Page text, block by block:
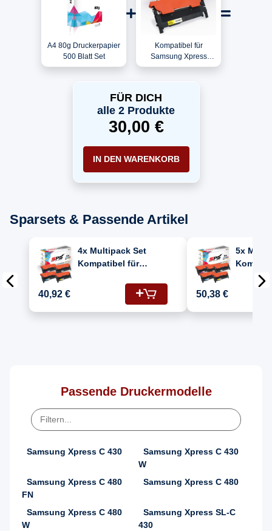
A4 80g Druckerpapier
500 Blatt Set
Kompatibel für
Samsung Xpress
C480W
Toner Gelb
FÜR DICH
alle 2 Produkte
30,00 €
IN DEN WARENKORB
Sparsets & Passende Artikel
4x Multipack Set
Kompatibel für
480 W (CLT-C404S,
CLT-M404S, CLT-
Y404S, CLT-K404S)
40,92 €
5x
480 W
Y404S,
50,38 €
Passende Druckermodelle
Samsung Xpress C 430
Samsung Xpress C 430
W
Samsung Xpress C 480
FN
Samsung Xpress C 480
Samsung Xpress C 480
W
Samsung Xpress SL-C
430